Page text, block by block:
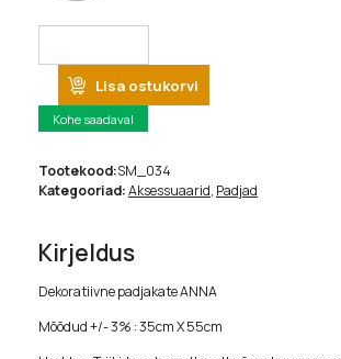
Lisa ostukorvi
Kohe saadaval
Tootekood:SM_034
Kategooriad:Aksessuaarid, Padjad
Kirjeldus
Dekoratiivne padjakate ANNA
Mõõdud +/- 3% : 35cm X 55cm